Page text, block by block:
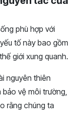
phù hợp với
tố này bao gồm
giới xung quanh.
nguyên thiên
vệ môi trường,
rằng chúng ta